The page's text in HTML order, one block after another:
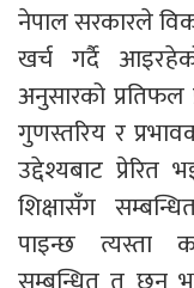
नेपाल सरकारले
खर्च गर्दै
अनुसारको प्रतिफल
गुणस्तरिय र
उद्देश्यबाट
शिक्षासँग
पाइन्छ त्यस्ता